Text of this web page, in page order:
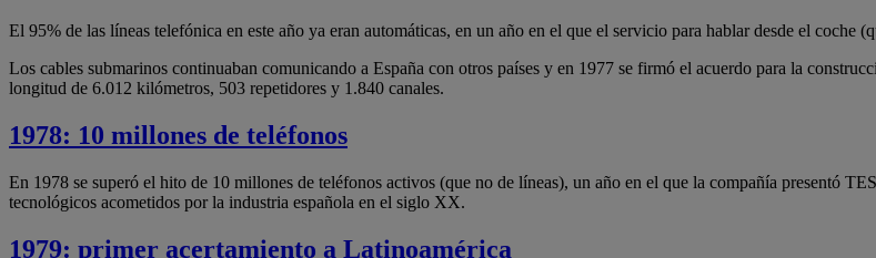
El 95% de las líneas telefónica en este año ya eran automáticas, en un año en el que el servicio para hablar desde el coche
Los cables submarinos continuaban comunicando a España con otros países y en 1977 se firmó el acuerdo para la
longitud de 6.012 kilómetros, 503 repetidores y 1.840 canales.
1978: 10 millones de teléfonos
En 1978 se superó el hito de 10 millones de teléfonos activos (que no de líneas), un año en el que la compañía presentó
tecnológicos acometidos por la industria española en el siglo XX.
1979: primer acertamiento a Latinoamérica